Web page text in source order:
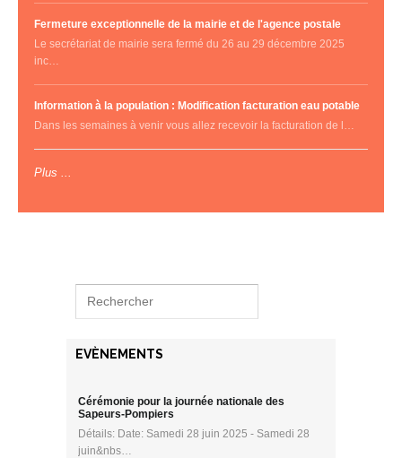
Fermeture exceptionnelle de la mairie et de l'agence postale
Le secrétariat de mairie sera fermé du 26 au 29 décembre 2025
inc…
Information à la population : Modification facturation eau potable
Dans les semaines à venir vous allez recevoir la facturation de l…
Plus ...
EVÈNEMENTS
Cérémonie pour la journée nationale des
Sapeurs-Pompiers
Détails: Date: Samedi 28 juin 2025 - Samedi 28
juin&nbs…